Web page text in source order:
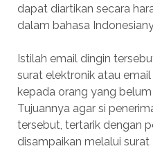
dapat diartikan secara
dalam bahasa
Istilah email dingin
surat elektronik atau
kepada orang yang
Tujuannya agar si
tersebut, tertarik dengan
disampaikan melalui surat